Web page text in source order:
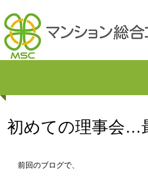
初めての理事会…
前回のブログで、